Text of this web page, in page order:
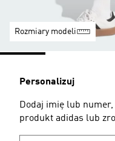
Rozmiary modeli
Personalizuj
Dodaj imię lub
produkt adidas lub